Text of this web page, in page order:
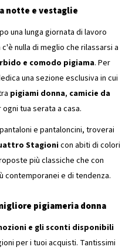
notte e vestaglie
una lunga giornata di lavoro
nulla di meglio che rilassarsi a
e comodo pigiama. Per
una sezione esclusiva in cui
pigiami donna, camicie da
ogni tua serata a casa.
e pantaloncini, troverai
Stagionicon abiti di colori
più classiche che con
contemporanei e di tendenza.
pigiameria donna
e gli sconti disponibili
per i tuoi acquisti. Tantissimi